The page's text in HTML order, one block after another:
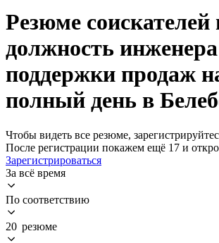
Резюме соискателей
должность инженера
поддержки продаж
полный день в
Чтобы видеть все резюме,
После регистрации покажем ещё 17 и
Зарегистрироваться
За всё время
По соответствию
20 резюме